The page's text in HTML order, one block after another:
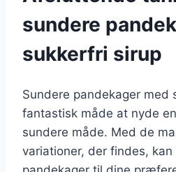
sundere
sukkerfri sirup
Sundere pandekager med
fantastisk måde at nyde
sundere måde. Med de
variationer, der findes,